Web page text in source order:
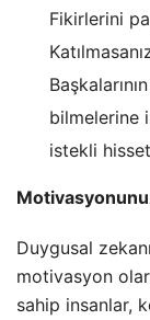
Fikirlerini
bilmelerine
istekli
Duygusal
motivasyon
sahip insanlar,